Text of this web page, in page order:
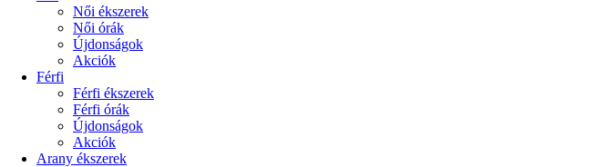
Női ékszerek
Női órák
Újdonságok
Akciók
Férfi
Férfi ékszerek
Férfi órák
Újdonságok
Akciók
Arany ékszerek